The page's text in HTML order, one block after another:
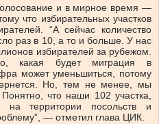
и в мирное время —
что избирательных участков
“А сейчас количество
раз в 10, а то и больше. У нас
избирателей за рубежом.
какая будет миграция в
может уменьшиться, потому
Но, тем не менее, мы
что наши 102 участка,
на территории посольств и
— отметил глава ЦИК.